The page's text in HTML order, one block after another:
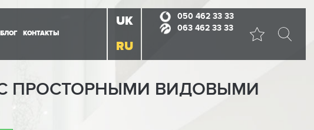
БЛОГ КОНТАКТЫ
UK
RU
050 462 33 33
063 462 33 33
С ПРОСТОРНЫМИ ВИДОВЫМИ